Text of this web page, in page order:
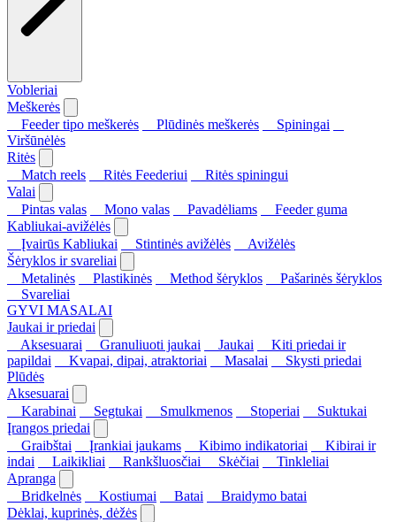
Vobleriai
Meškerės
Feeder tipo meškerės
Plūdinės meškerės
Spiningai
Viršūnėlės
Ritės
Match reels
Ritės Feederiui
Ritės spiningui
Valai
Pintas valas
Mono valas Pavadėliams
Feeder guma
Kabliukai-avižėlės
Įvairūs Kabliukai
Stintinės avižėlės
Avižėlės
Šėryklos ir svareliai
Metalinės
Plastikinės Method šėryklos
Pašarinės šėryklos
Svareliai
GYVI MASALAI
Jaukai ir priedai
Aksesuarai
Granuliuoti jaukai Jaukai
Kiti priedai ir
papildai
Kvapai, dipai, atraktoriai Masalai
Skysti priedai
Plūdės
Aksesuarai
Karabinai
Segtukai Smulkmenos Stoperiai
Suktukai
Įrangos priedai
Graibštai
Įrankiai jaukams Kibimo indikatoriai
Kibirai ir
indai
Laikikliai Rankšluosčiai Skėčiai
Tinkleliai
Apranga
Bridkelnės
Kostiumai Batai
Braidymo batai
Dėklai, kuprinės, dėžės